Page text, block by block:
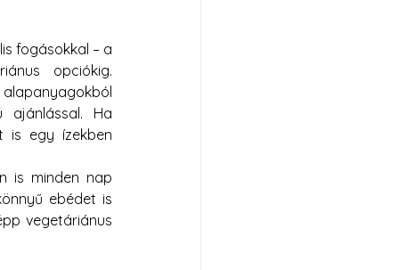
fogásokkal – a
opciókig.
ajánlással. Ha
is egy ízekben
is minden nap
ebédet is
vegetáriánus